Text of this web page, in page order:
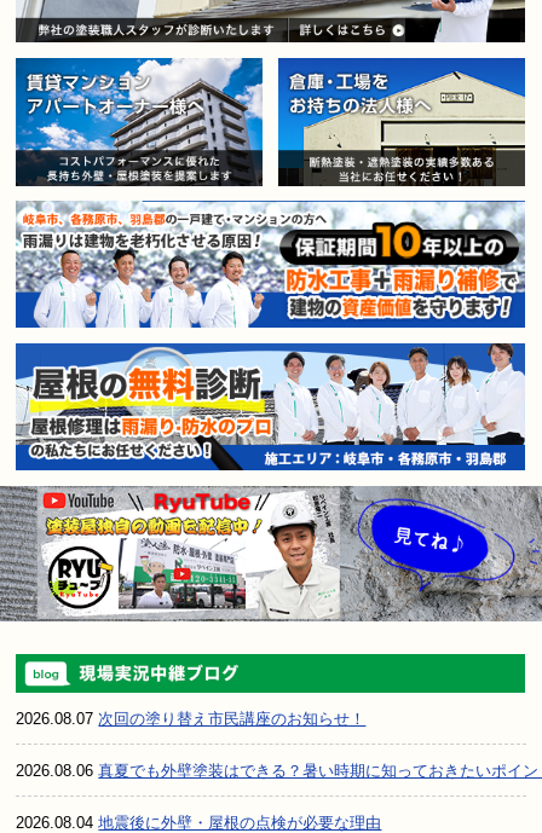
賃貸マンション・アパートオー
2026.08.07次回の塗り替え市民講座のお知らせ！
2026.08.06真夏でも外壁塗装はできる？暑い時期に知っておきたいポイン
2026.08.04地震後に外壁・屋根の点検が必要な理由